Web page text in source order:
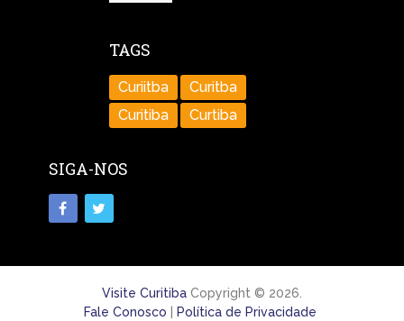
TAGS
Curiitba
Curitba
Curitiba
Curtiba
SIGA-NOS
Visite CuritibaCopyright © 2026.
Fale Conosco
Política de Privacidade